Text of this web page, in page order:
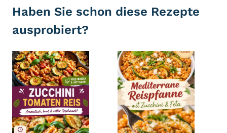
Haben Sie schon diese Rezepte
ausprobiert?